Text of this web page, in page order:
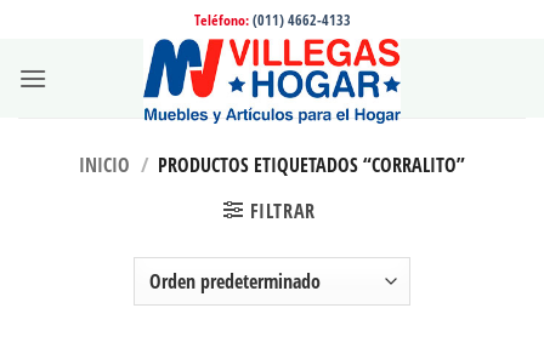
contenido
Teléfono: (011) 4662-4133
INICIO / PRODUCTOS ETIQUETADOS “CORRALITO”
FILTRAR